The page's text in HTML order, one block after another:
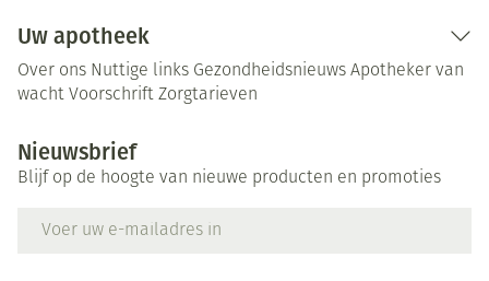
Uw apotheek
Over ons Nuttige links Gezondheidsnieuws Apotheker van
wacht Voorschrift Zorgtarieven
Nieuwsbrief
Blijf op de hoogte van nieuwe producten en promoties